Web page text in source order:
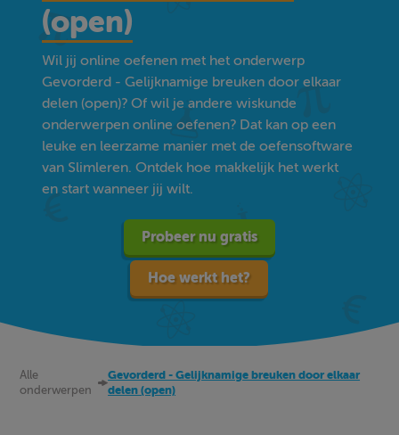
(open)
Wil jij online oefenen met het onderwerp
Gevorderd - Gelijknamige breuken door elkaar
delen (open)? Of wil je andere wiskunde
onderwerpen online oefenen? Dat kan op een
leuke en leerzame manier met de oefensoftware
van Slimleren. Ontdek hoe makkelijk het werkt
en start wanneer jij wilt.
Probeer nu gratis
Hoe werkt het?
Alle
onderwerpen
Gevorderd - Gelijknamige breuken door elkaar
delen (open)